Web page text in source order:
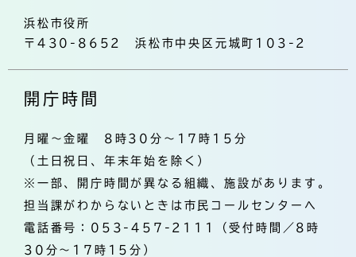
浜松市役所
〒430-8652 浜松市中央区元城町103-2
開庁時間
月曜～金曜 8時30分～17時15分
（土日祝日、年末年始を除く）
※一部、開庁時間が異なる組織、施設があります。
担当課がわからないときは市民コールセンターへ
電話番号：053-457-2111（受付時間／8時
30分～17時15分）